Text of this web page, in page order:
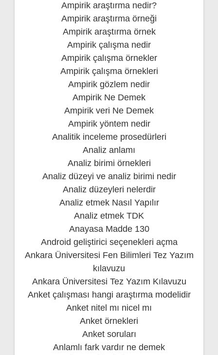
Ampirik araştırma nedir?
Ampirik araştırma örneği
Ampirik araştırma örnek
Ampirik çalışma nedir
Ampirik çalışma örnekler
Ampirik çalışma örnekleri
Ampirik gözlem nedir
Ampirik Ne Demek
Ampirik veri Ne Demek
Ampirik yöntem nedir
Analitik inceleme prosedürleri
Analiz anlamı
Analiz birimi örnekleri
Analiz düzeyi ve analiz birimi nedir
Analiz düzeyleri nelerdir
Analiz etmek Nasıl Yapılır
Analiz etmek TDK
Anayasa Madde 130
Android geliştirici seçenekleri açma
Ankara Üniversitesi Fen Bilimleri Tez Yazım
kılavuzu
Ankara Üniversitesi Tez Yazım Kılavuzu
Anket çalışması hangi araştırma modelidir
Anket nitel mı nicel mı
Anket örnekleri
Anket soruları
Anlamlı fark vardır ne demek